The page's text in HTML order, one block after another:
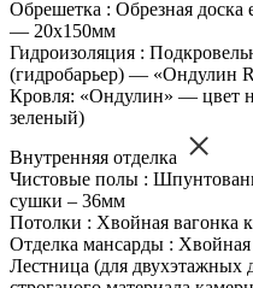
Обрешетка : Обрезная доска
— 20х150мм
Гидроизоляция :
(гидробарьер) — «Ондулин
Кровля: «Ондулин» — цвет
зеленый)
Внутренняя отделка
Чистовые полы :
сушки – 36мм
Потолки : Хвойная вагонка
Отделка мансарды :
Лестница (для двухэтажных